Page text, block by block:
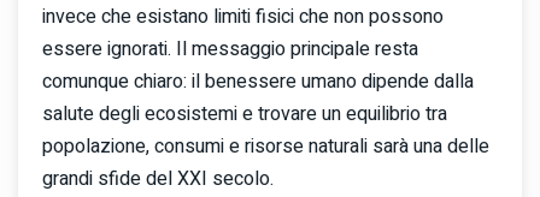
invece che esistano limiti fisici che non possono
essere ignorati. Il messaggio principale resta
comunque chiaro: il benessere umano dipende dalla
salute degli ecosistemi e trovare un equilibrio tra
popolazione, consumi e risorse naturali sarà una delle
grandi sfide del XXI secolo.